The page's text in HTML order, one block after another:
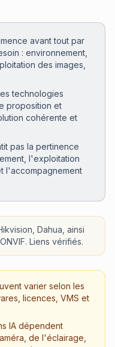
avant tout par
: environnement,
des images,
technologies
proposition et
cohérente et
pas la pertinence
l'exploitation
l'accompagnement
Dahua, ainsi
Liens vérifiés.
varier selon les
licences, VMS et
IA dépendent
de l'éclairage,